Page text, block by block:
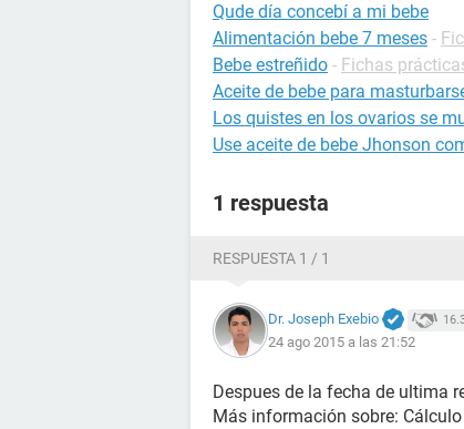
Qude día concebí a mi bebe
Alimentación bebe 7 meses -
Bebe estreñido - Fichas
Aceite de bebe para
Los quistes en los ovarios se
Use aceite de bebe Jhonson
1 respuesta
RESPUESTA 1 / 1
Dr. Joseph Exebio
24 ago 2015 a las 21:52
Despues de la fecha de ultima
Más información sobre: